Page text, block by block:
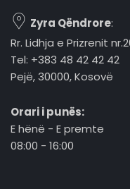
Zyra Qëndrore:
Rr. Lidhja e Prizrenit
Tel: +383 48 42 42 42
Pejë, 30000, Kosovë
Orari i punës:
E hënë - E premte
08:00 - 16:00